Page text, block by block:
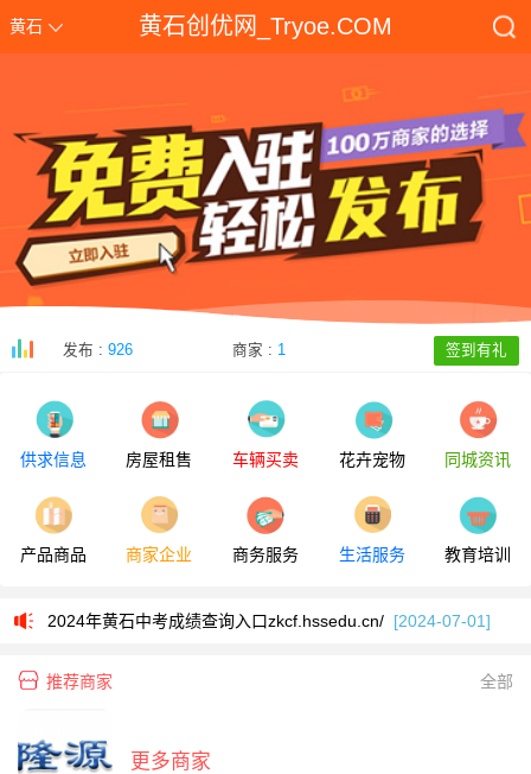
黄石 黄石创优网_Tryoe.COM
发布 :926 商家 : 1 签到有礼
供求信息 房屋租售 车辆买卖 花卉宠物 同城资讯
产品商品 商家企业 商务服务 生活服务 教育培训
2024年黄石中考成绩查询入口zkcf.hssedu.cn/ [2024-07-01]
2025黄石中考成绩查询入口gzjd.hubzs.com.cn
推荐商家 全部
更多商家